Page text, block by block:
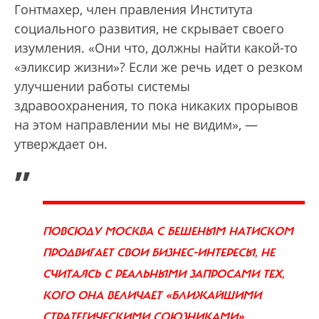
Гонтмахер, член правления Института
социального развития, не скрывает своего
изумления. «Они что, должны найти какой-то
«эликсир жизни»? Если же речь идет о резком
улучшении работы системы
здравоохранения, то пока никаких прорывов
на этом направлении мы не видим», —
утверждает он.
„
ПОВСЮДУ МОСКВА С БЕШЕНЫМ НАТИСКОМ
ПРОДВИГАЕТ СВОИ БИЗНЕС-ИНТЕРЕСЫ, НЕ
СЧИТАЯСЬ С РЕАЛЬНЫМИ ЗАПРОСАМИ ТЕХ,
КОГО ОНА ВЕЛИЧАЕТ «БЛИЖАЙШИМИ